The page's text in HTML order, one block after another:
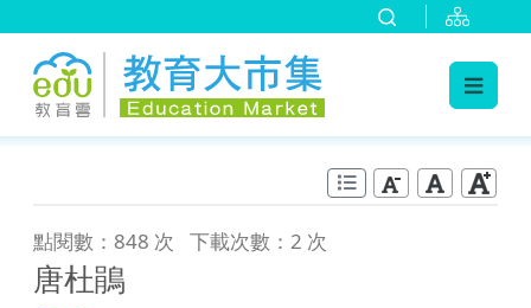
點閱數：848 次 下載次數：2 次
唐杜鵑